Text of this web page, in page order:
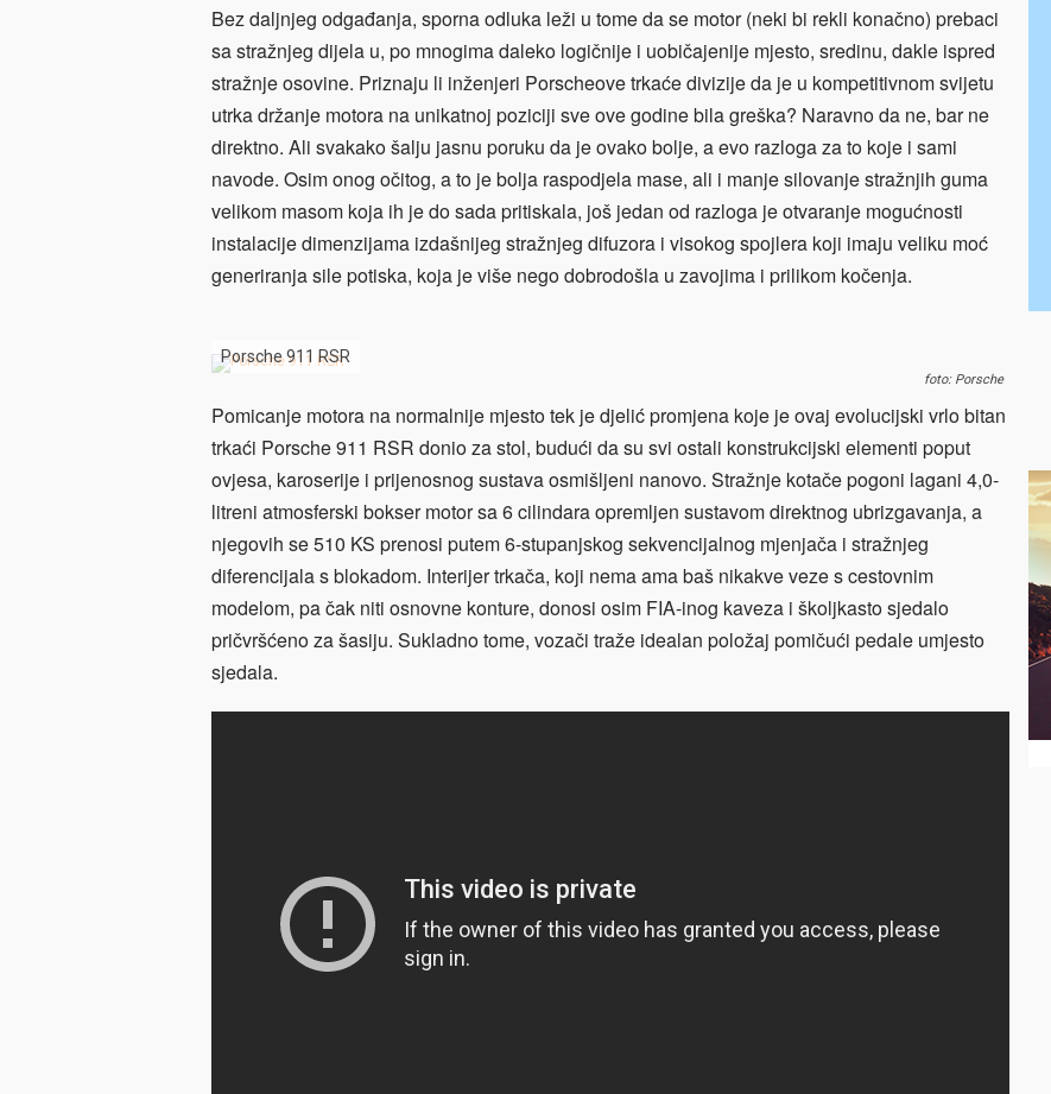
Bez daljnjeg odgađanja, sporna odluka leži u tome da se motor (neki bi rekli konačno) prebaci
sa stražnjeg dijela u, po mnogima daleko logičnije i uobičajenije mjesto, sredinu, dakle ispred
stražnje osovine. Priznaju li inženjeri Porscheove trkaće divizije da je u kompetitivnom svijetu
utrka držanje motora na unikatnoj poziciji sve ove godine bila greška? Naravno da ne, bar ne
direktno. Ali svakako šalju jasnu poruku da je ovako bolje, a evo razloga za to koje i sami
navode. Osim onog očitog, a to je bolja raspodjela mase, ali i manje silovanje stražnjih guma
velikom masom koja ih je do sada pritiskala, još jedan od razloga je otvaranje mogućnosti
instalacije dimenzijama izdašnijeg stražnjeg difuzora i visokog spojlera koji imaju veliku moć
generiranja sile potiska, koja je više nego dobrodošla u zavojima i prilikom kočenja.
Porsche 911 RSR
foto: Porsche
Pomicanje motora na normalnije mjesto tek je djelić promjena koje je ovaj evolucijski vrlo bitan
trkaći Porsche 911 RSR donio za stol, budući da su svi ostali konstrukcijski elementi poput
ovjesa, karoserije i prijenosnog sustava osmišljeni nanovo. Stražnje kotače pogoni lagani 4,0-
litreni atmosferski bokser motor sa 6 cilindara opremljen sustavom direktnog ubrizgavanja, a
njegovih se 510 KS prenosi putem 6-stupanjskog sekvencijalnog mjenjača i stražnjeg
diferencijala s blokadom. Interijer trkača, koji nema ama baš nikakve veze s cestovnim
modelom, pa čak niti osnovne konture, donosi osim FIA-inog kaveza i školjkasto sjedalo
pričvršćeno za šasiju. Sukladno tome, vozači traže idealan položaj pomičući pedale umjesto
sjedala.